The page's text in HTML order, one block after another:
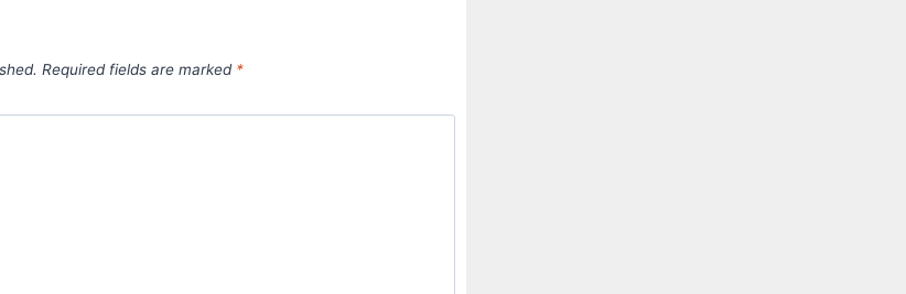
Required fields are marked *